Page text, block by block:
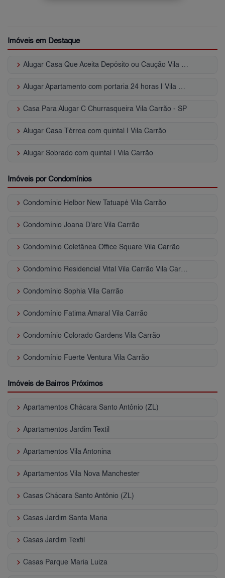
Imóveis em Destaque
keyboard_arrow_right
keyboard_arrow_right
keyboard_arrow_right Casa Para Alugar C Churrasqueira Vila Carrão - SP
keyboard_arrow_right Alugar Casa Térrea com quintal | Vila Carrão
keyboard_arrow_right Alugar Sobrado com quintal | Vila Carrão
Imóveis por Condomínios
keyboard_arrow_right Condomínio Helbor New Tatuapé Vila Carrão
keyboard_arrow_right Condomínio Joana D'arc Vila Carrão
keyboard_arrow_right Condomínio Coletânea Office Square Vila Carrão
keyboard_arrow_right
keyboard_arrow_right Condomínio Sophia Vila Carrão
keyboard_arrow_right Condomínio Fatima Amaral Vila Carrão
keyboard_arrow_right Condomínio Colorado Gardens Vila Carrão
keyboard_arrow_right Condomínio Fuerte Ventura Vila Carrão
Imóveis de Bairros Próximos
keyboard_arrow_right Apartamentos Chácara Santo Antônio (ZL)
keyboard_arrow_right Apartamentos Jardim Textil
keyboard_arrow_right Apartamentos Vila Antonina
keyboard_arrow_right Apartamentos Vila Nova Manchester
keyboard_arrow_right Casas Chácara Santo Antônio (ZL)
keyboard_arrow_right Casas Jardim Santa Maria
keyboard_arrow_right Casas Jardim Textil
keyboard_arrow_right Casas Parque Maria Luiza